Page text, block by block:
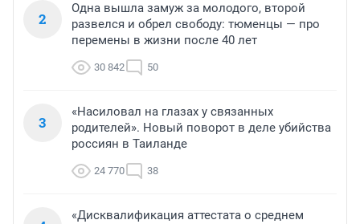
2
Одна вышла замуж за молодого, второй
развелся и обрел свободу: тюменцы — про
перемены в жизни после 40 лет
30 842 50
3
«Насиловал на глазах у связанных
родителей». Новый поворот в деле убийства
россиян в Таиланде
24 770 38
«Дисквалификация аттестата о среднем